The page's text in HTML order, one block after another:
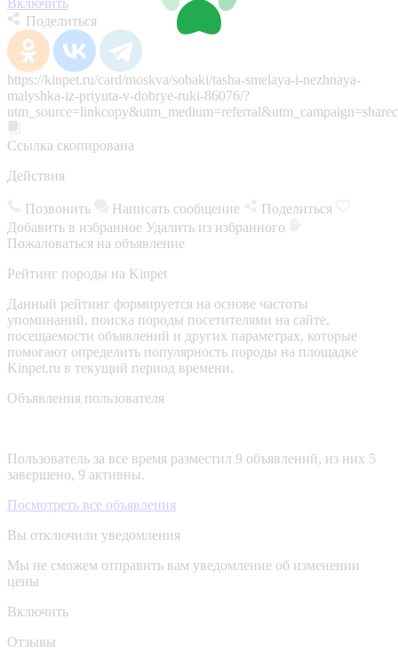
Поделиться
https://kinpet.ru/card/moskva/sobaki/tasha-smelaya-i-nezhnaya-
malyshka-iz-priyuta-v-dobrye-ruki-86076/?
Ссылка скопирована
Действия
Позвонить Написать сообщение
Поделиться
Добавить в избранное Удалить из избранного
Пожаловаться на объявление
Рейтинг породы на Kinpet
Данный рейтинг формируется на основе частоты
упоминаний, поиска породы посетителями на сайте,
посещаемости объявлений и других параметрах, которые
помогают определить популярность породы на площадке
Kinpet.ru в текущий период времени.
Объявления пользователя
Пользователь за все время разместил 9 объявлений, из них 5
завершено, 9 активны.
Посмотреть все объявления
Вы отключили уведомления
Мы не сможем отправить вам уведомление об изменении
цены
Включить
Отзывы